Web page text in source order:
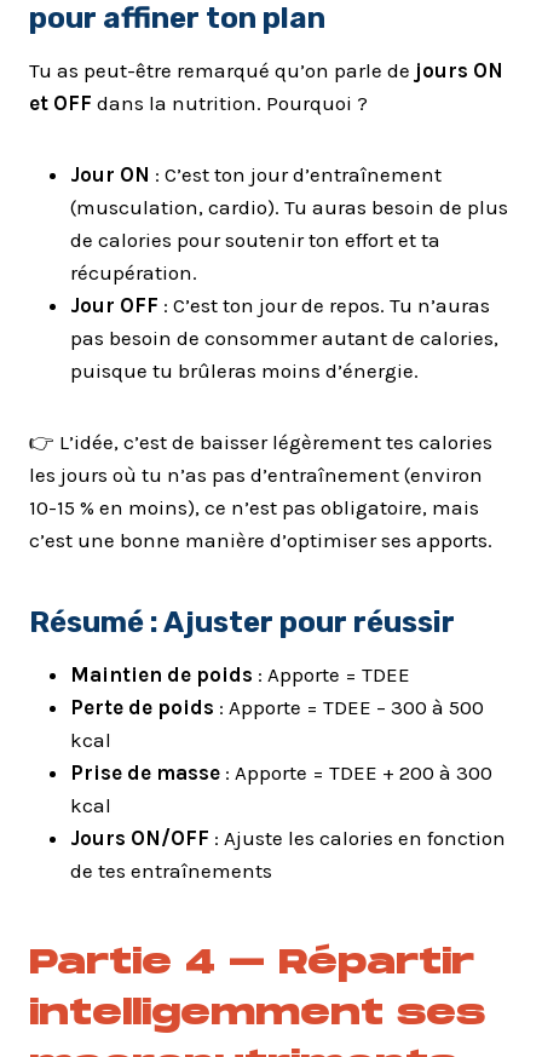
pour affiner ton plan
Tu as peut-être remarqué qu’on parle de jours ON
et OFF dans la nutrition. Pourquoi ?
Jour ON : C’est ton jour d’entraînement
(musculation, cardio). Tu auras besoin de plus
de calories pour soutenir ton effort et ta
récupération.
Jour OFF : C’est ton jour de repos. Tu n’auras
pas besoin de consommer autant de calories,
puisque tu brûleras moins d’énergie.
👉 L’idée, c’est de baisser légèrement tes calories
les jours où tu n’as pas d’entraînement (environ
10-15 % en moins), ce n’est pas obligatoire, mais
c’est une bonne manière d’optimiser ses apports.
Résumé : Ajuster pour réussir
Maintien de poids : Apporte = TDEE
Perte de poids : Apporte = TDEE – 300 à 500
kcal
Prise de masse : Apporte = TDEE + 200 à 300
kcal
Jours ON/OFF : Ajuste les calories en fonction
de tes entraînements
Partie 4 – Répartir
intelligemment ses